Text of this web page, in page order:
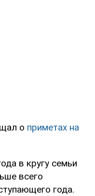
о приметах на
в кругу семьи
всего
года.